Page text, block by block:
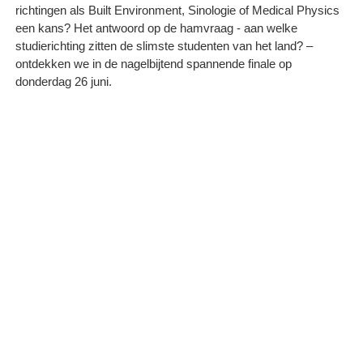
richtingen als Built Environment, Sinologie of Medical Physics
een kans? Het antwoord op de hamvraag - aan welke
studierichting zitten de slimste studenten van het land? –
ontdekken we in de nagelbijtend spannende finale op
donderdag 26 juni.